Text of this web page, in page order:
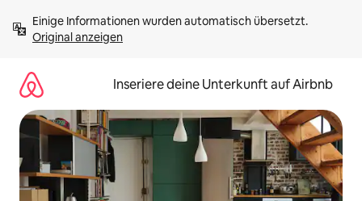
Inhalten
springenOriginal anzeigen
Inseriere deine Unterkunft auf Airbnb